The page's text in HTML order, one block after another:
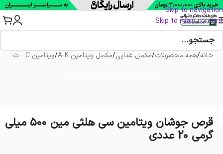
Skip to navigation
Skip to main content
خانه/همه محصولات/مکمل غذایی/مکمل ویتامین A-K /ویتامین C - ث
قرص جوشان ویتامین سی هلثی مین 500 میلی
گرمی 20 عددی